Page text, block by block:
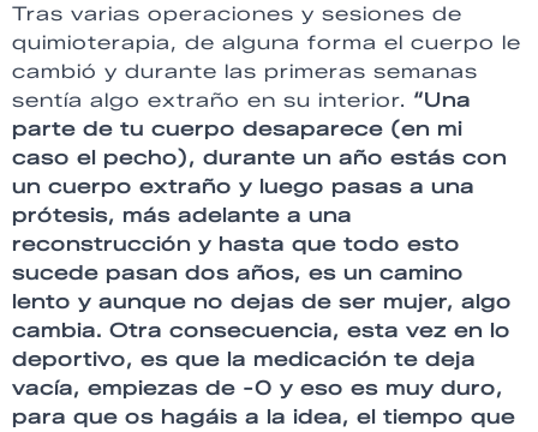
Tras varias operaciones y sesiones de
quimioterapia, de alguna forma el cuerpo le
cambió y durante las primeras semanas
sentía algo extraño en su interior. “Una
parte de tu cuerpo desaparece (en mi
caso el pecho), durante un año estás con
un cuerpo extraño y luego pasas a una
prótesis, más adelante a una
reconstrucción y hasta que todo esto
sucede pasan dos años, es un camino
lento y aunque no dejas de ser mujer, algo
cambia. Otra consecuencia, esta vez en lo
deportivo, es que la medicación te deja
vacía, empiezas de -0 y eso es muy duro,
para que os hagáis a la idea, el tiempo que